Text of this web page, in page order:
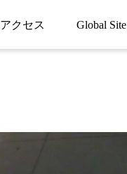
アクセス Global Site